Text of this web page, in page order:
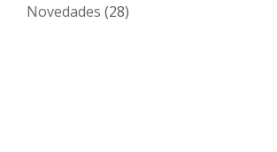
Novedades (28)